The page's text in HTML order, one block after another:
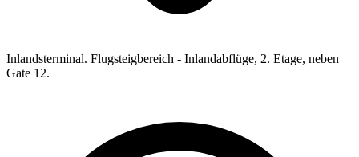
Inlandsterminal. Flugsteigbereich - Inlandabflüge, 2. Etage, neben
Gate 12.